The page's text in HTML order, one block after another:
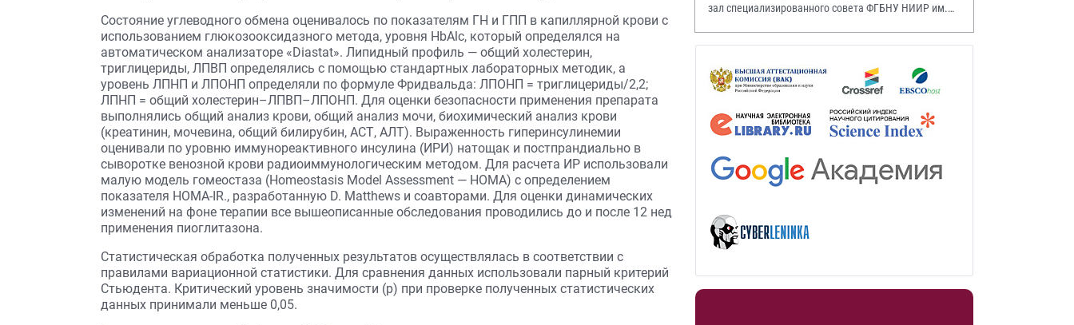
Состояние углеводного обмена оценивалось по показателям ГН и ГПП в капиллярной крови с
использованием глюкозооксидазного метода, уровня HbAlc, который определялся на
автоматическом анализаторе «Diastat». Липидный профиль — общий холестерин,
триглицериды, ЛПВП определялись c помощью стандартных лабораторных методик, а
уровень ЛПНП и ЛПОНП определяли по формуле Фридвальда: ЛПОНП = триглицериды/2,2;
ЛПНП = общий холестерин–ЛПВП–ЛПОНП. Для оценки безопасности применения препарата
выполнялись общий анализ крови, общий анализ мочи, биохимический анализ крови
(креатинин, мочевина, общий билирубин, АСТ, АЛТ). Выраженность гиперинсулинемии
оценивали по уровню иммунореактивного инсулина (ИРИ) натощак и постпрандиально в
сыворотке венозной крови радиоиммунологическим методом. Для расчета ИР использовали
малую модель гомеостаза (Homeostasis Model Assessment — НОМА) с определением
показателя HOMA-IR., разработанную D. Matthews и соавторами. Для оценки динамических
изменений на фоне терапии все вышеописанные обследования проводились до и после 12 нед
применения пиоглитазона.
Статистическая обработка полученных результатов осуществлялась в соответствии с
правилами вариационной статистики. Для сравнения данных использовали парный критерий
Стьюдента. Критический уровень значимости (р) при проверке полученных статистических
данных принимали меньше 0,05.
зал специализированного совета ФГБНУ НИИР им.